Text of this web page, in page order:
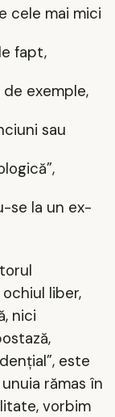
cele mai mici
fapt,
exemple,
sau
se la un ex-
liber,
nici
este
rămas în
vorbim